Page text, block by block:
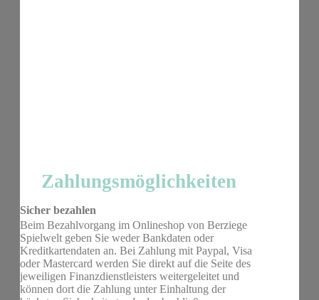
Zahlungsmöglichkeiten
Sicher bezahlen
Beim Bezahlvorgang im Onlineshop von Berziege
Spielwelt geben Sie weder Bankdaten oder
Kreditkartendaten an. Bei Zahlung mit Paypal, Visa
oder Mastercard werden Sie direkt auf die Seite des
jeweiligen Finanzdienstleisters weitergeleitet und
können dort die Zahlung unter Einhaltung der